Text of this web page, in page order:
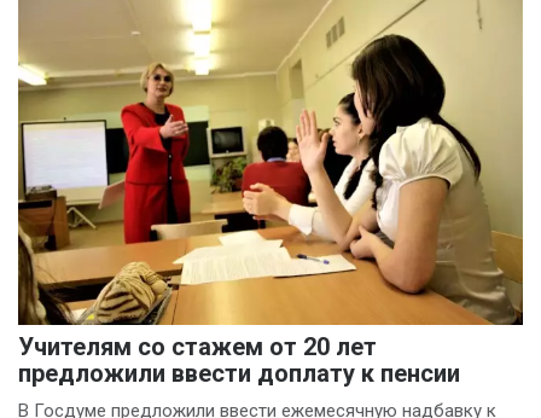
Учителям со стажем от 20 лет
предложили ввести доплату к пенсии
В Госдуме предложили ввести ежемесячную надбавку к